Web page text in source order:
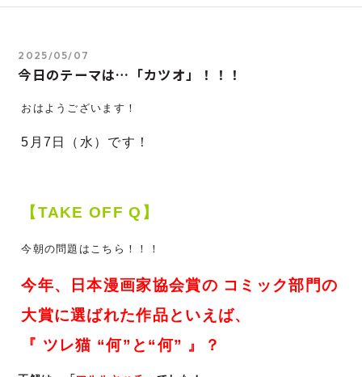
2025/05/07
今日のテーマは…「カツオ」！！！
おはようございます！
5月7 日（水）です！
【TAKE OFF Q】
今朝の問題はこちら！！！
今年、日本漫画家協会賞の コミック部門の
大賞に選ばれた作品といえば、
『 ツレ猫 “何”と“何” 』？